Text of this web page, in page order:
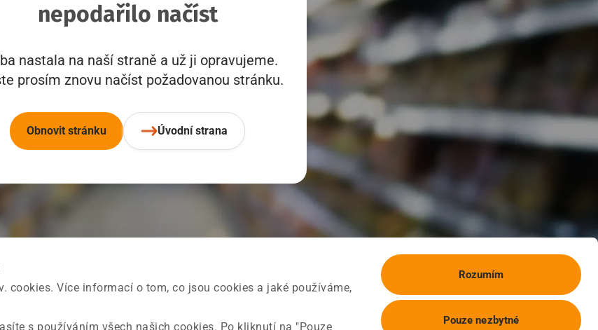
cookies. Více informací o tom, co jsou cookies a jaké používáme,
s používáním všech našich cookies. Po kliknutí na "Pouze
Rozumím
Pouze nezbytné
nepodařilo načíst
nastala na naší straně a už ji opravujeme.
prosím znovu načíst požadovanou stránku.
Obnovit stránku Úvodní strana